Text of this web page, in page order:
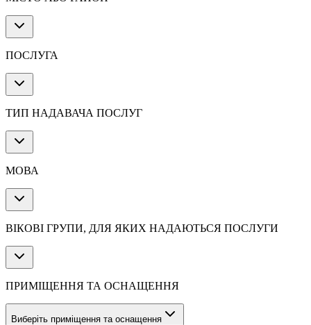
ПОСЛУГА
ТИП НАДАВАЧА ПОСЛУГ
МОВА
ВІКОВІ ГРУПИ, ДЛЯ ЯКИХ НАДАЮТЬСЯ ПОСЛУГИ
ПРИМІЩЕННЯ ТА ОСНАЩЕННЯ
Виберіть приміщення та оснащення